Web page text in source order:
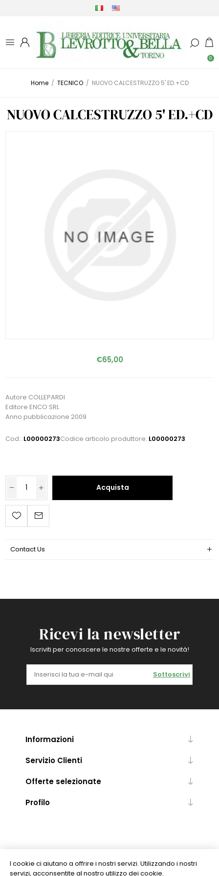
0
Home / TECNICO / NUOVO CALCESTRUZZO 5' ED.+CD
NUOVO CALCESTRUZZO 5' ED.+CD
€65,00
Autore COLLEPARDI
Editore ENCO SRL
Anno pubblicazione 2009
Cod.: L00000273Codice articolo produttore: L00000273
Acquista
Contact Us
Ricevi la newsletter
Iscriviti per conoscere le nostre offerte e le novità!
Sottoscrivi
Informazioni
Servizio Clienti
Offerte selezionate
Profilo
I cookie ci aiutano a offrire i nostri servizi. Utilizzando i nostri
servizi, acconsentite al nostro utilizzo dei cookie.